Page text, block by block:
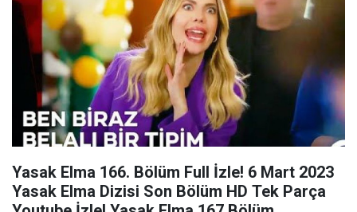
Yasak Elma 166. Bölüm Full İzle! 6 Mart 2023
Yasak Elma Dizisi Son Bölüm HD Tek Parça